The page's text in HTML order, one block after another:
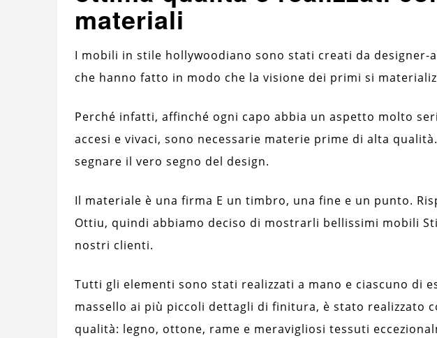
materiali
I mobili in stile hollywoodiano sono stati creati da
che hanno fatto in modo che la visione dei primi si
Perché infatti, affinché ogni capo abbia un aspetto molto
accesi e vivaci, sono necessarie materie prime di alta
segnare il vero segno del design.
Il materiale è una firma E un timbro, una fine e un punto.
Ottiu, quindi abbiamo deciso di mostrarli bellissimi mobili
nostri clienti.
Tutti gli elementi sono stati realizzati a mano e ciascuno di
massello ai più piccoli dettagli di finitura, è stato realizzato
qualità: legno, ottone, rame e meravigliosi tessuti